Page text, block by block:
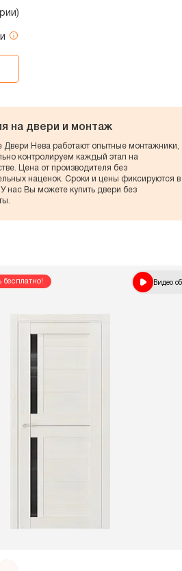
на двери и монтаж
Двери Нева работают опытные монтажники,
контролируем каждый этап на
Цена от производителя без
наценок. Сроки и цены фиксируются в
У нас Вы можете купить двери без
бесплатно! Видео